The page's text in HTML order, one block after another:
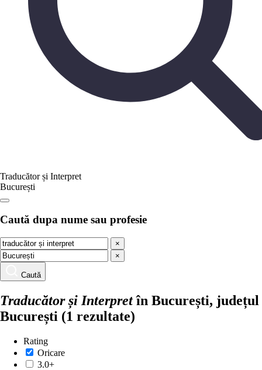
Traducător și Interpret
București
Caută dupa nume sau profesie
×
×
Caută
Traducător și Interpretîn București, județul
București (1 rezultate)
Rating
Oricare
3.0+